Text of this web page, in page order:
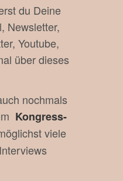
du Deine
Newsletter,
Youtube,
über dieses
nochmals
Kongress-
viele